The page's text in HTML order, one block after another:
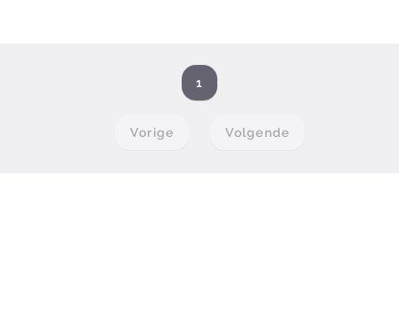
Vorige
1
Volgende